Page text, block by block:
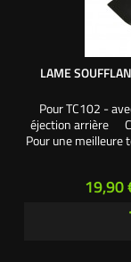
LAME
Pour TC102 -
éjection arrière
Pour une meilleure
anciennes lames
Prix
19,90